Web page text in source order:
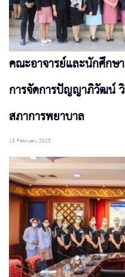
คณะอาจารย์และนักศึก
การจัดการปัญญาภิวัฒน์
สภาการพยาบาล
13 February 2023